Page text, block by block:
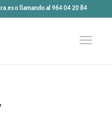
o llamando al 964 04 20 84